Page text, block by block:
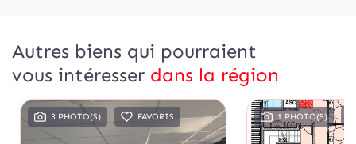
Autres biens qui pourraient
vous intéresser dans la région
3 PHOTO(S) FAVORIS 1 PHOTO(S)